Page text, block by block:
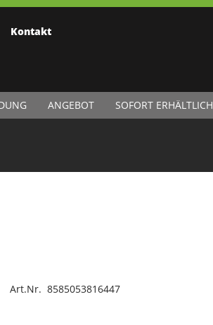
Kontakt
ANGEBOT SOFORT ERHÄLTLICH
Art.Nr. 8585053816447